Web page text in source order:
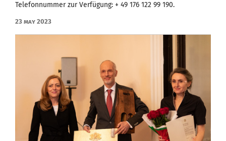
Telefonnummer zur Verfügung: + 49 176 122 99 190.
23 May 2023